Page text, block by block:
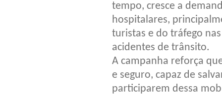
tempo, cresce a
hospitalares,
turistas e do tráfego
acidentes de trânsito.
A campanha reforça
e seguro, capaz de
participarem dessa